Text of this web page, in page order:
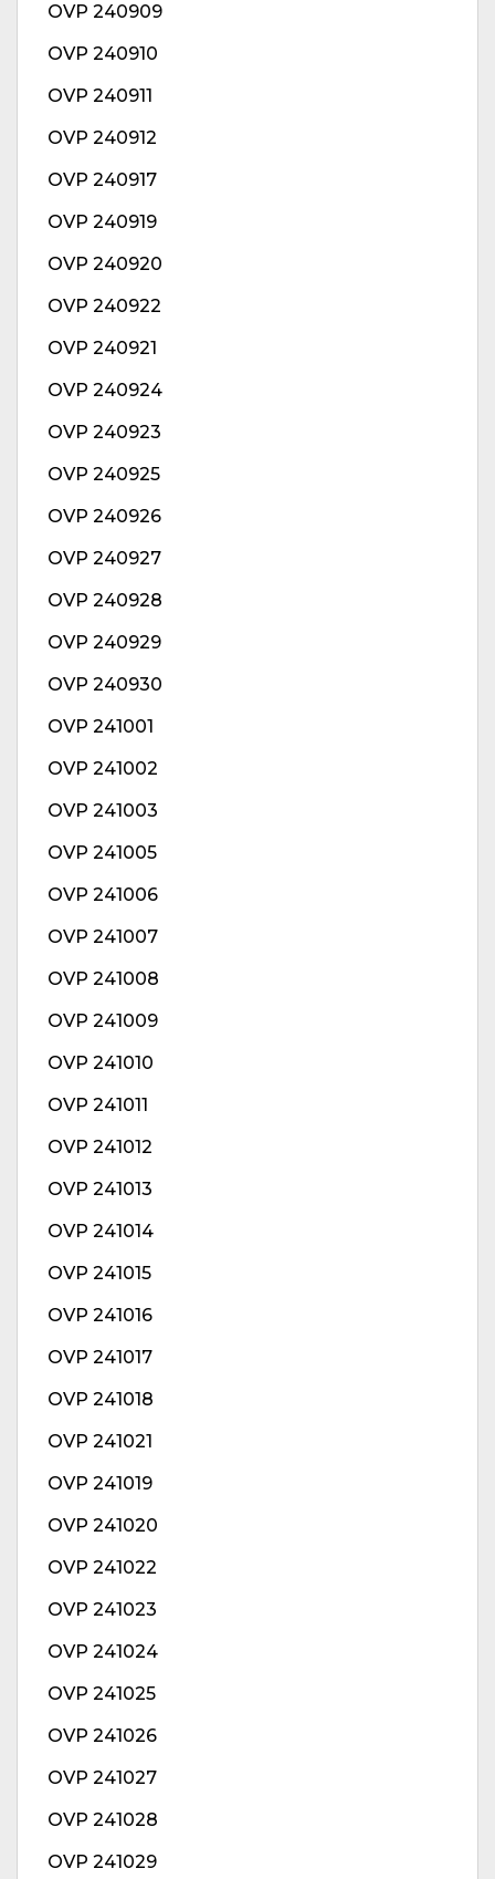
OVP 240909
OVP 240910
OVP 240911
OVP 240912
OVP 240917
OVP 240919
OVP 240920
OVP 240922
OVP 240921
OVP 240924
OVP 240923
OVP 240925
OVP 240926
OVP 240927
OVP 240928
OVP 240929
OVP 240930
OVP 241001
OVP 241002
OVP 241003
OVP 241005
OVP 241006
OVP 241007
OVP 241008
OVP 241009
OVP 241010
OVP 241011
OVP 241012
OVP 241013
OVP 241014
OVP 241015
OVP 241016
OVP 241017
OVP 241018
OVP 241021
OVP 241019
OVP 241020
OVP 241022
OVP 241023
OVP 241024
OVP 241025
OVP 241026
OVP 241027
OVP 241028
OVP 241029